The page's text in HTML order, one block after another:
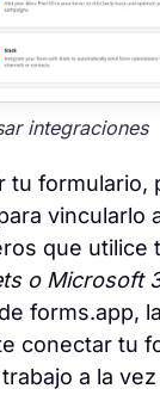
integraciones
tu formulario,
vincularlo
que utilice
o Microsoft
forms.app,
conectar tu
a la